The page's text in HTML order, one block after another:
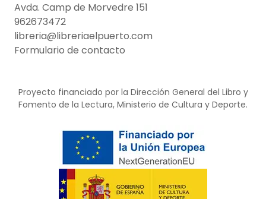
Avda. Camp de Morvedre 151
962673472
libreria@libreriaelpuerto.com
Formulario de contacto
Proyecto financiado por la Dirección General del Libro y
Fomento de la Lectura, Ministerio de Cultura y Deporte.